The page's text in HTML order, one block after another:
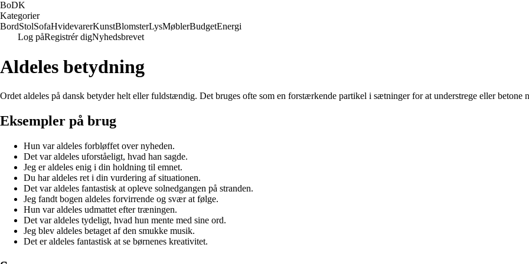
BoDK
Kategorier
BordStolSofaHvidevarerKunstBlomsterLysMøblerBudgetEnergi
Log påRegistrér digNyhedsbrevet
Aldeles betydning
Ordet aldeles på dansk betyder helt eller fuldstændig. Det bruges ofte som en forstærkende partikel i sætninger for at understrege eller betone
Eksempler på brug
Hun var aldeles forbløffet over nyheden.
Det var aldeles uforståeligt, hvad han sagde.
Jeg er aldeles enig i din holdning til emnet.
Du har aldeles ret i din vurdering af situationen.
Det var aldeles fantastisk at opleve solnedgangen på stranden.
Jeg fandt bogen aldeles forvirrende og svær at følge.
Hun var aldeles udmattet efter træningen.
Det var aldeles tydeligt, hvad hun mente med sine ord.
Jeg blev aldeles betaget af den smukke musik.
Det er aldeles fantastisk at se børnenes kreativitet.